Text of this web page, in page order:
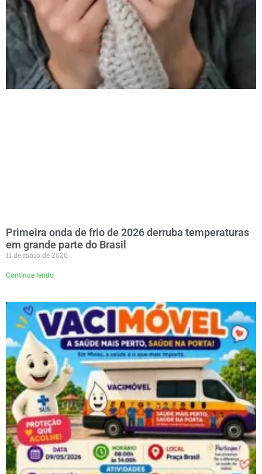
Primeira onda de frio de 2026 derruba temperaturas
em grande parte do Brasil
11 de maio de 2026
Continue lendo